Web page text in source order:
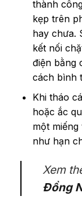
thành
kẹp trên
hay chưa.
kết nối
điện bằng
cách bình
Khi tháo
hoặc ắc
một
như hạn
Xem
Đồng